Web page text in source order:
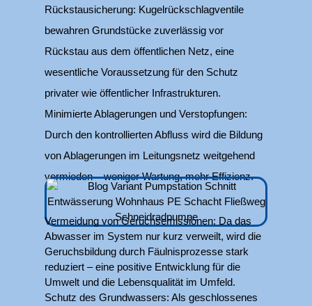
Rückstausicherung: Kugelrückschlagventile
bewahren Grundstücke zuverlässig vor
Rückstau aus dem öffentlichen Netz, eine
wesentliche Voraussetzung für den Schutz
privater wie öffentlicher Infrastrukturen.
Minimierte Ablagerungen und Verstopfungen:
Durch den kontrollierten Abfluss wird die Bildung
von Ablagerungen im Leitungsnetz weitgehend
vermieden – weniger Wartung, mehr Effizienz.
Vermeidung von Geruchsemissionen: Da das
Abwasser im System nur kurz verweilt, wird die
Geruchsbildung durch Fäulnisprozesse stark
reduziert – eine positive Entwicklung für die
Umwelt und die Lebensqualität im Umfeld.
Schutz des Grundwassers: Als geschlossenes